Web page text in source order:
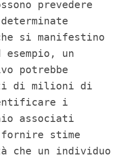
prevedere
si manifestino
un
potrebbe
di milioni di
i
associati
stime
che un individuo